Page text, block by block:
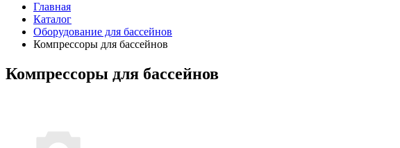
Главная
Каталог
Оборудование для бассейнов
Компрессоры для бассейнов
Компрессоры для бассейнов